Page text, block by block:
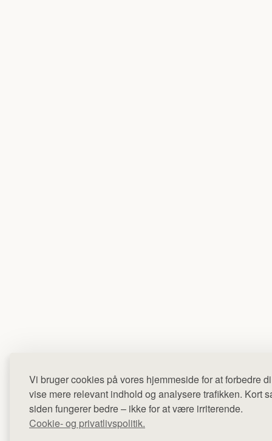
Vi bruger cookies på vores hjemmeside for at forbedre
vise mere relevant indhold og analysere trafikken. Kort
siden fungerer bedre – ikke for at være irriterende.
Cookie- og privatlivspolitik.